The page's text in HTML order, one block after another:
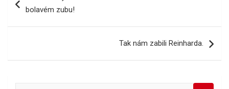
probolavém zubu!
Tak nám zabili Reinharda.